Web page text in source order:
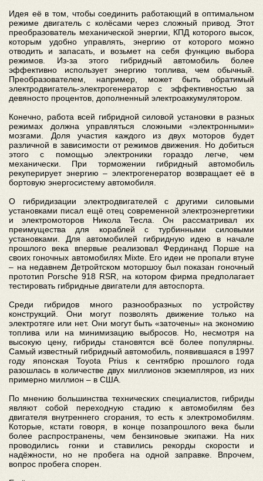
Идея её в том, чтобы соединить работающий в оптимальном
режиме двигатель с колёсами через сложный привод. Этот
преобразователь механической энергии, КПД которого высок,
которым удобно управлять, энергию от которого можно
отводить и запасать, и возьмет на себя функцию выбора
режимов. Из-за этого гибридный автомобиль более
эффективно использует энергию топлива, чем обычный.
Преобразователем, например, может быть обратимый
электродвигатель-электрогенератор с эффективностью за
девяносто процентов, дополненный электроаккумулятором.
Конечно, работа всей гибридной силовой установки в разных
режимах должна управляться сложными «электронными»
мозгами. Доля участия каждого из двух моторов будет
различной в зависимости от режимов движения. Но добиться
этого с помощью электроники гораздо легче, чем
механически. При торможении гибридный автомобиль
рекуперирует энергию – электрогенератор возвращает её в
бортовую энергосистему автомобиля.
О гибридизации электродвигателей с другими силовыми
установками писал ещё отец современной электроэнергетики
и электромоторов Никола Тесла. Он рассматривал их
преимущества для кораблей с турбинными силовыми
установками. Для автомобилей гибридную идею в начале
прошлого века впервые реализовал Фердинанд Порше на
своих гоночных автомобилях Mixte. Его идеи не пропали втуне
– на недавнем Детройтском моторшоу был показан гоночный
прототип Porsche 918 RSR, на котором фирма предполагает
тестировать гибридные двигатели для автоспорта.
Среди гибридов много разнообразных по устройству
конструкций. Они могут позволять движение только на
электротяге или нет. Они могут быть «заточены» на экономию
топлива или на минимизацию выбросов. Но, несмотря на
высокую цену, гибриды становятся всё более популярны.
Самый известный гибридный автомобиль, появившаяся в 1997
году японская Toyota Prius к сентябрю прошлого года
разошлась в количестве двух миллионов экземпляров, из них
примерно миллион – в США.
По мнению большинства технических специалистов, гибриды
являют собой переходную стадию к автомобилям без
двигателя внутреннего сгорания, то есть к электромобилям.
Которые, кстати говоря, в конце позапрошлого века были
более распространены, чем бензиновые экипажи. На них
проводились гонки и ставились рекорды скорости и
надёжности, но не пробега на одной заправке. Впрочем,
вопрос пробега спорен.